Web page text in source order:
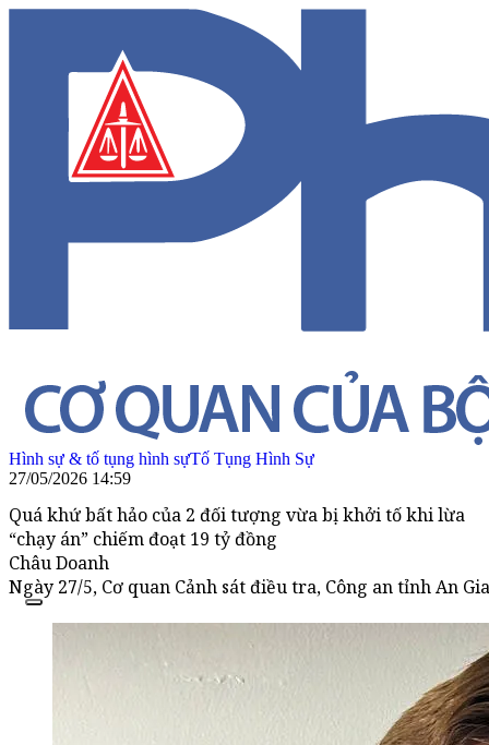
Hình sự & tố tụng hình sựTố Tụng Hình Sự
27/05/2026 14:59
Quá khứ bất hảo của 2 đối tượng vừa bị khởi tố khi lừa
“chạy án” chiếm đoạt 19 tỷ đồng
Châu Doanh
‎Ngày 27/5, Cơ quan Cảnh sát điều tra, Công an tỉnh An